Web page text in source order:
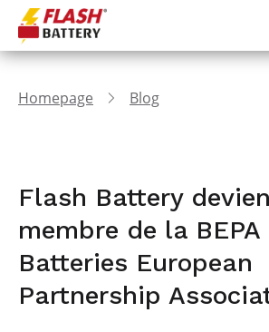
Homepage Blog
Flash Battery
membre de la BEPA
Batteries European
Partnership